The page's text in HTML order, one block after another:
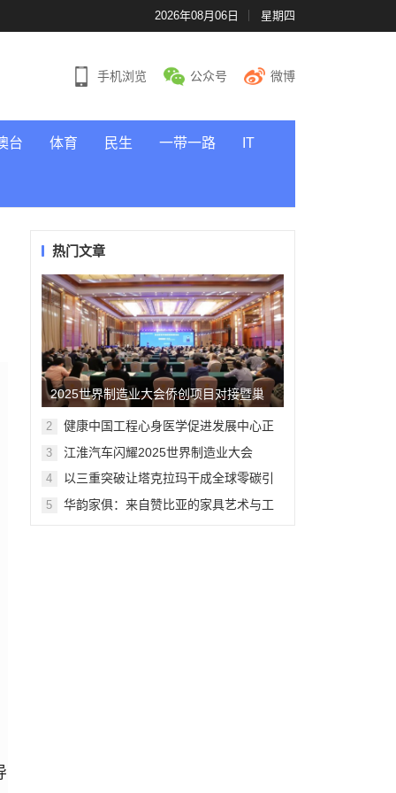
2026年08月06日 星期四
手机浏览 公众号 微博
台 体育 民生 一带一路 IT
热门文章
2025世界制造业大会侨创项目对接暨巢
湖侨创会在合肥举行
2
健康中国工程心身医学促进发展中心正
3 江淮汽车闪耀2025世界制造业大会
4
以三重突破让塔克拉玛干成全球零碳引
案
5
华韵家俱：来自赞比亚的家具艺术与工